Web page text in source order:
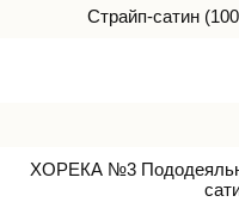
Страйп-сатин
ХОРЕКА №3